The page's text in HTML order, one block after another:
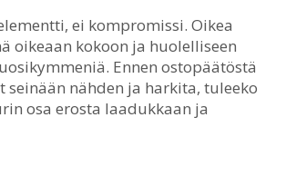
ei kompromissi. Oikea
oikeaan kokoon ja huolelliseen
Ennen ostopäätöstä
nähden ja harkita, tuleeko
osa erosta laadukkaan ja